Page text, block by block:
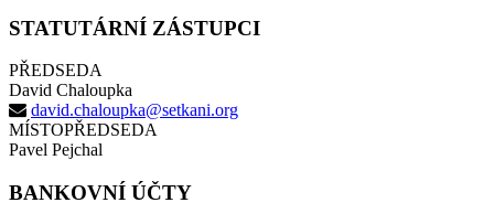
STATUTÁRNÍ ZÁSTUPCI
PŘEDSEDA
David Chaloupka
david.chaloupka@setkani.org
MÍSTOPŘEDSEDA
Pavel Pejchal
BANKOVNÍ ÚČTY